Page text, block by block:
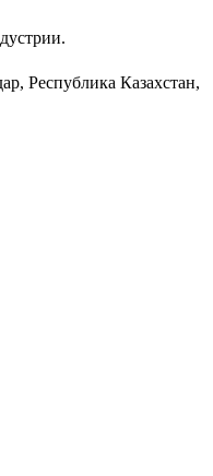
Республика Казахстан,